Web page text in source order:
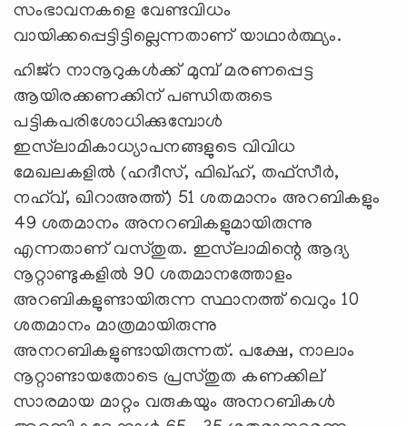
സംഭാവനകളെ വേണ്ടവിധം
വായിക്കപ്പെട്ടിട്ടില്ലെന്നതാണ് യാഥാര്‍ത്ഥ്യം.
ഹിജ്‌റ നാനൂറുകള്‍ക്ക് മുമ്പ് മരണപ്പെട്ട
ആയിരക്കണക്കിന് പണ്ഡിതരുടെ
പട്ടികപരിശോധിക്കുമ്പോള്‍
ഇസ്‍ലാമികാധ്യാപനങ്ങളുടെ വിവിധ
മേഖലകളില്‍ (ഹദീസ്, ഫിഖ്ഹ്, തഫ്‌സീര്‍,
നഹ്‍വ്, ഖിറാഅത്ത്) 51 ശതമാനം അറബികളും
49 ശതമാനം അനറബികളുമായിരുന്നു
എന്നതാണ് വസ്തുത. ഇസ്‍ലാമിന്റെ ആദ്യ
നൂറ്റാണ്ടുകളില്‍ 90 ശതമാനത്തോളം
അറബികളുണ്ടായിരുന്ന സ്ഥാനത്ത് വെറും 10
ശതമാനം മാത്രമായിരുന്നു
അനറബികളുണ്ടായിരുന്നത്. പക്ഷേ, നാലാം
നൂറ്റാണ്ടായതോടെ പ്രസ്തുത കണക്കില്
സാരമായ മാറ്റം വരുകയും അനറബികള്‍